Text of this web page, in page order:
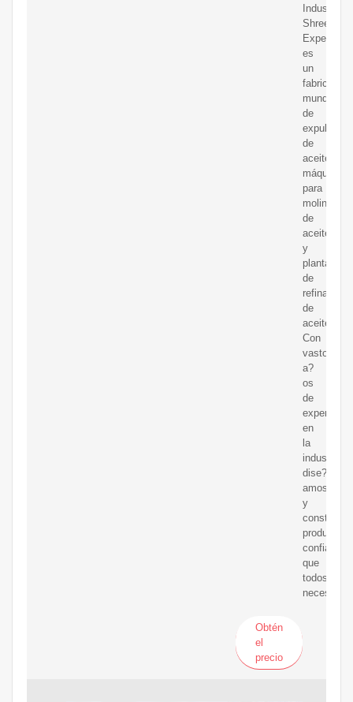
Industries.
Shreeji
Expeller
es
un
fabricante
mundial
de
expulsores
de
aceite,
máquinas
para
molinos
de
aceite
y
plantas
de
refinación
de
aceite.
Con
vastos
a?
os
de
en
la
industria,
dise?
amos
y
productos
confiables
que
todos
necesitan.
Obtén
el
precio